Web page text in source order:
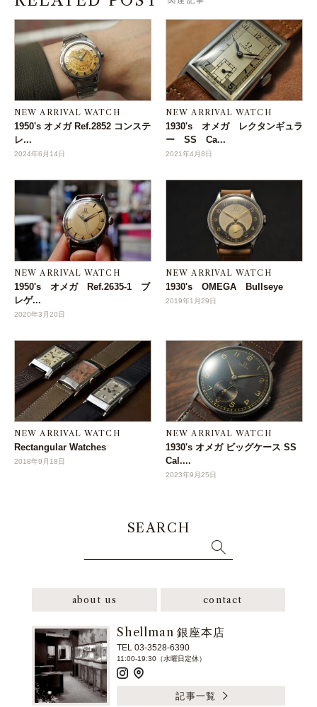
NEW ARRIVAL WATCH
1950's オメガ Ref.2852 コンステ
レ...
2024年6月14日
NEW ARRIVAL WATCH
1930's オメガ レクタンギュラ
ー SS Ca...
2021年4月8日
NEW ARRIVAL WATCH
1950's オメガ Ref.2635-1 ブ
レゲ...
2020年3月20日
NEW ARRIVAL WATCH
1930's OMEGA Bullseye
2019年1月29日
NEW ARRIVAL WATCH
Rectangular Watches
2018年9月18日
NEW ARRIVAL WATCH
1930's オメガ ビッグケース SS
Cal....
2023年9月25日
SEARCH
about us contact
Shellman 銀座本店
TEL 03-3528-6390
11:00-19:30（水曜日定休）
記事一覧